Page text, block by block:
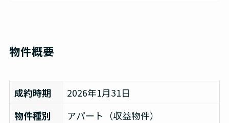
物件概要
成約時期
2026年1月31日
物件種別
アパート（収益物件）